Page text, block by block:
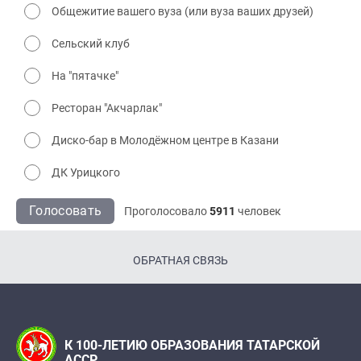
Общежитие вашего вуза (или вуза ваших друзей)
Сельский клуб
На "пятачке"
Ресторан "Акчарлак"
Диско-бар в Молодёжном центре в Казани
ДК Урицкого
Голосовать Проголосовало5911 человек
ОБРАТНАЯ СВЯЗЬ
К 100-ЛЕТИЮ ОБРАЗОВАНИЯ ТАТАРСКОЙ